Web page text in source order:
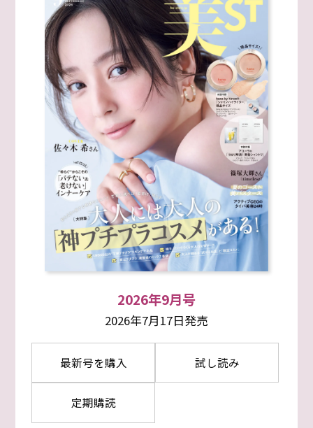
2026年9月号
2026年7月17日発売
最新号を購入 試し読み
定期購読